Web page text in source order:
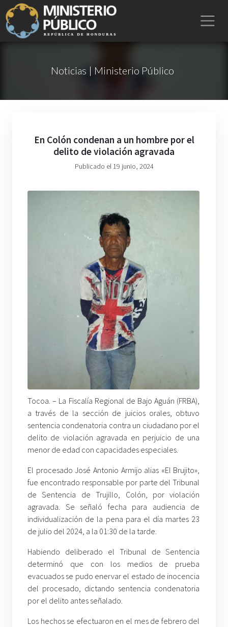
Noticias | Ministerio Público
En Colón condenan a un hombre por el
delito de violación agravada
Publicado el 19 junio, 2024
Tocoa. – La Fiscalía Regional de Bajo Aguán (FRBA),
a través de la sección de juicios orales, obtuvo
sentencia condenatoria contra un ciudadano por el
delito de violación agravada en perjuicio de una
menor de edad con capacidades especiales.
El procesado José Antonio Armijo alias «El Brujito»,
fue encontrado responsable por parte del Tribunal
de Sentencia de Trujillo, Colón, por violación
agravada. Se señaló fecha para audiencia de
individualización de la pena para el día martes 23
de julio del 2024, a la 01:30 de la tarde.
Habiendo deliberado el Tribunal de Sentencia
determinó que con los medios de prueba
evacuados se pudo enervar el estado de inocencia
del procesado, dictando sentencia condenatoria
por el delito antes señalado.
Los hechos se efectuaron en el mes de febrero del